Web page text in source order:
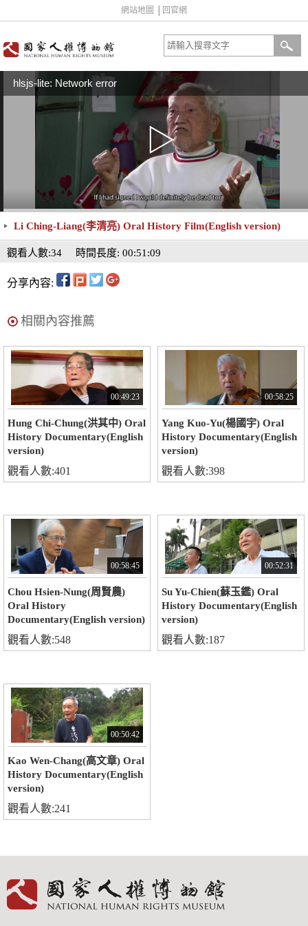
網站地圖 回官網
hlsjs-lite: Network error
Li Ching-Liang(李清亮) Oral History Film(English version)
時間長度: 00:51:09
觀看人數:34
分享內容:
相關內容推薦
00:49:23
Hung Chi-Chung(洪其中) Oral
History Documentary(English
version)
觀看人數:401
00:58:25
Yang Kuo-Yu(楊國宇) Oral
History Documentary(English
version)
觀看人數:398
00:58:45
Chou Hsien-Nung(周賢農)
Oral History
Documentary(English version)
觀看人數:548
00:52:31
Su Yu-Chien(蘇玉鑑) Oral
History Documentary(English
version)
觀看人數:187
00:50:42
Kao Wen-Chang(高文章) Oral
History Documentary(English
version)
觀看人數:241